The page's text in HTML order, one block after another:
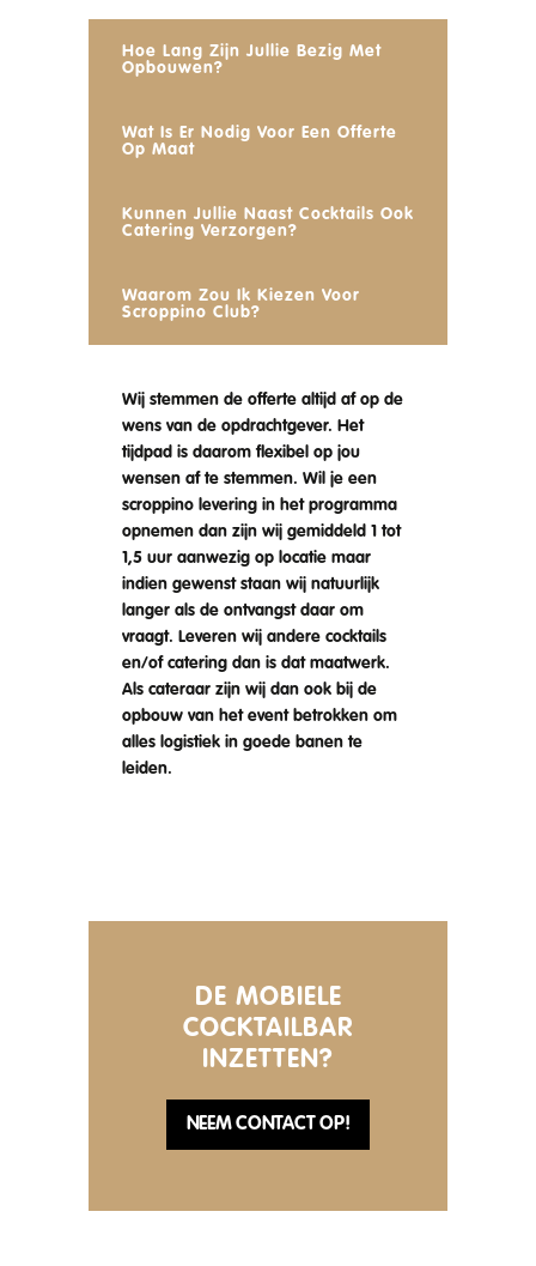
Hoe Lang Zijn Jullie Bezig Met
Opbouwen?
Wat Is Er Nodig Voor Een Offerte
Op Maat
Kunnen Jullie Naast Cocktails Ook
Catering Verzorgen?
Waarom Zou Ik Kiezen Voor
Scroppino Club?
Wij stemmen de offerte altijd af op de
wens van de opdrachtgever. Het
tijdpad is daarom flexibel op jou
wensen af te stemmen. Wil je een
scroppino levering in het programma
opnemen dan zijn wij gemiddeld 1 tot
1,5 uur aanwezig op locatie maar
indien gewenst staan wij natuurlijk
langer als de ontvangst daar om
vraagt. Leveren wij andere cocktails
en/of catering dan is dat maatwerk.
Als cateraar zijn wij dan ook bij de
opbouw van het event betrokken om
alles logistiek in goede banen te
leiden.
DE MOBIELE
COCKTAILBAR
INZETTEN?
NEEM CONTACT OP!